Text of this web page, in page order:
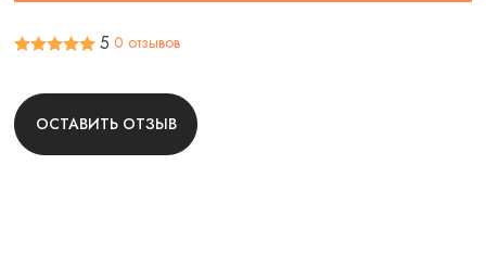
5 0 отзывов
ОСТАВИТЬ ОТЗЫВ